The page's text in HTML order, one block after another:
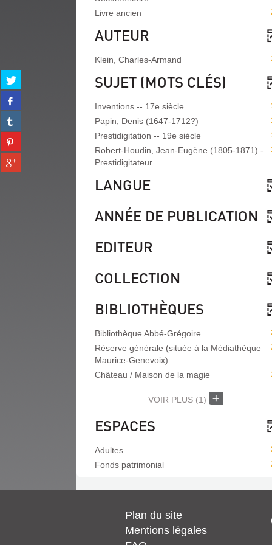
Partager
sur
twitter
(Nouvelle
fenêtre)
Partager
sur
facebook
(Nouvelle
fenêtre)
Partager
sur
tumblr
(Nouvelle
fenêtre)
Partager
sur
pinterest
(Nouvelle
Partager
sur
Livre ancien
AUTEUR
Klein, Charles-Armand
SUJET (MOTS CLÉS)
Inventions -- 17e siècle
Papin, Denis (1647-1712?)
Prestidigitation -- 19e siècle
Robert-Houdin, Jean-Eugène (1805-1871) -
Prestidigitateur
LANGUE
ANNÉE DE PUBLICATION
EDITEUR
COLLECTION
BIBLIOTHÈQUES
Bibliothèque Abbé-Grégoire
Réserve générale (située à la Médiathèque
Maurice-Genevoix)
Château / Maison de la magie
VOIR PLUS (1)
ESPACES
Adultes
Fonds patrimonial
Plan du site
Mentions légales